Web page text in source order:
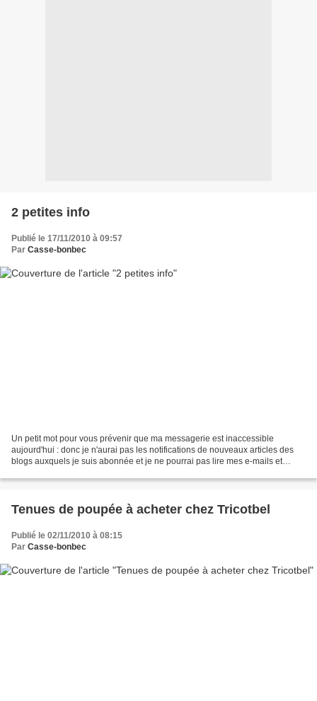
2 petites info
Publié le 17/11/2010 à 09:57
Par Casse-bonbec
Un petit mot pour vous prévenir que ma messagerie est inaccessible
aujourd'hui : donc je n'aurai pas les notifications de nouveaux articles des
blogs auxquels je suis abonnée et je ne pourrai pas lire mes e-mails et
Tenues de poupée à acheter chez Tricotbel
Publié le 02/11/2010 à 08:15
Par Casse-bonbec